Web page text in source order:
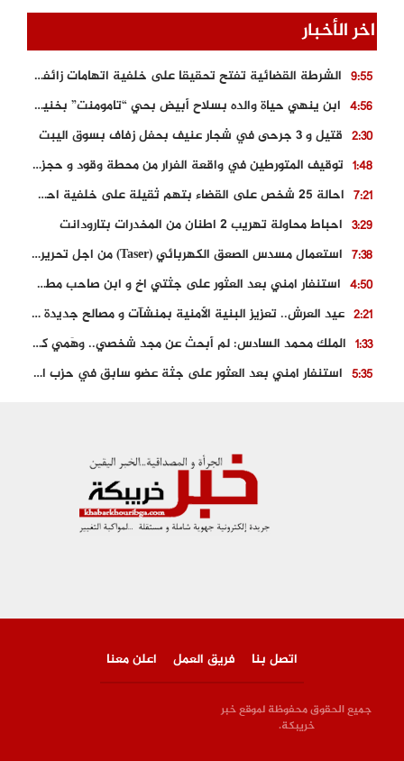
اخر الأخبار
9:55
الشرطة القضائية تفتح تحقيقا على خلفية اتهامات زائفة أدلت بها مرشحة للهجرة السرية
4:56
ابن ينهي حياة والده بسلاح أبيض بحي “تامومنت” بخنيفرة
2:30 قتيل و 3 جرحى في شجار عنيف بحفل زفاف بسوق اليبت
1:48
توقيف المتورطين في واقعة الفرار من محطة وقود و حجز السيارة
7:21
احالة 25 شخص على القضاء بتهم ثقيلة على خلفية احداث المناطق الشمالية
3:29 احباط محاولة تهريب 2 اطنان من المخدرات بتارودانت
7:38
استعمال مسدس الصعق الكهربائي (Taser) من اجل تحرير شابة محتجزة
4:50
استنفار امني بعد العثور على جثتي اخ و ابن صاحب مطعم اسماك مشهور بطنجة
2:21
عيد العرش.. تعزيز البنية الأمنية بمنشآت و مصالح جديدة بكل من الحسيمة – فاس و الناظور
1:33
الملك محمد السادس: لم أبحث عن مجد شخصي.. وهَمي كرامة المغاربة
5:35
استنفار امني بعد العثور على جثة عضو سابق في حزب المصباح بالقنيطرة..
العثور على سبعينية جثة هامدة بمقر سكناها بمراكش
اتصل بنا فريق العمل اعلن معنا
جميع الحقوق محفوظة لموقع خبر
خريبكة.